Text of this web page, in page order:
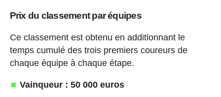
Prix du classement par équipes
Ce classement est obtenu en additionnant le
temps cumulé des trois premiers coureurs de
chaque équipe à chaque étape.
Vainqueur : 50 000 euros